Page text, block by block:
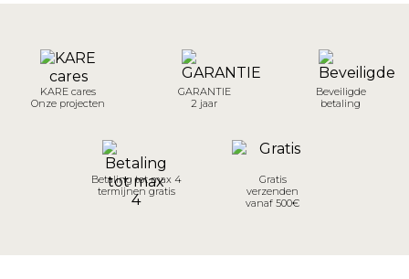
KARE cares
Onze projecten
GARANTIE
2 jaar
Beveiligde
betaling
Betaling tot max 4
termijnen gratis
Gratis
verzenden
vanaf 500€